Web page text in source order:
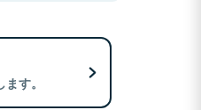
す。